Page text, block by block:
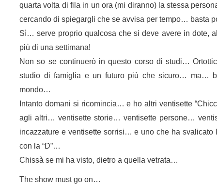
quarta volta di fila in un ora (mi diranno) la stessa
cercando di spiegargli che se avvisa per tempo… basta
Sì… serve proprio qualcosa che si deve avere in dote,
più di una settimana!
Non so se continuerò in questo corso di studi…
studio di famiglia e un futuro più che sicuro… ma…
mondo…
Intanto domani si ricomincia… e ho altri ventisette
agli altri… ventisette storie… ventisette persone…
incazzature e ventisette sorrisi… e uno che ha svalicato
con la “D”…
Chissà se mi ha visto, dietro a quella vetrata…
The show must go on…